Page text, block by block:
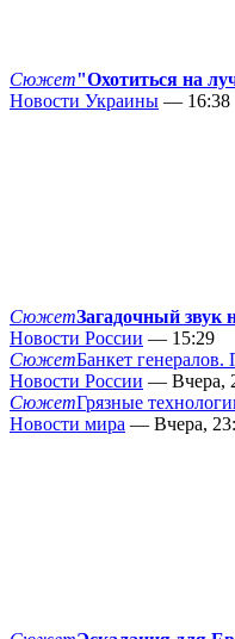
Сюжет"Охотиться на
Новости Украины — 16:38
СюжетЗагадочный звук
Новости России — 15:29
СюжетБанкет
Новости России — Вчера,
СюжетГрязные
Новости мира — Вчера,